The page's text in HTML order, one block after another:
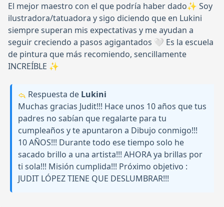
El mejor maestro con el que podría haber dado✨ Soy
ilustradora/tatuadora y sigo diciendo que en Lukini
siempre superan mis expectativas y me ayudan a
seguir creciendo a pasos agigantados 🤍 Es la escuela
de pintura que más recomiendo, sencillamente
INCREÍBLE ✨
Respuesta de Lukini
Muchas gracias Judit!!! Hace unos 10 años que tus
padres no sabían que regalarte para tu
cumpleaños y te apuntaron a Dibujo conmigo!!!
10 AÑOS!!! Durante todo ese tiempo solo he
sacado brillo a una artista!!! AHORA ya brillas por
ti sola!!! Misión cumplida!!! Próximo objetivo :
JUDIT LÓPEZ TIENE QUE DESLUMBRAR!!!